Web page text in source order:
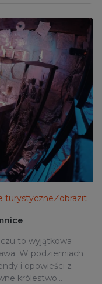
turystyczneZobrazit
to wyjątkowa
W podziemiach
i opowieści z
królestwo…